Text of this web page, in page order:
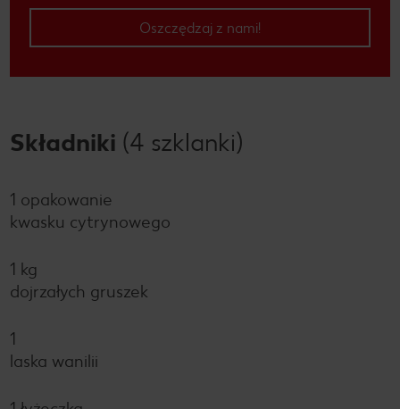
Oszczędzaj z nami!
Składniki (4 szklanki)
1 opakowanie
kwasku cytrynowego
1 kg
dojrzałych gruszek
1
laska wanilii